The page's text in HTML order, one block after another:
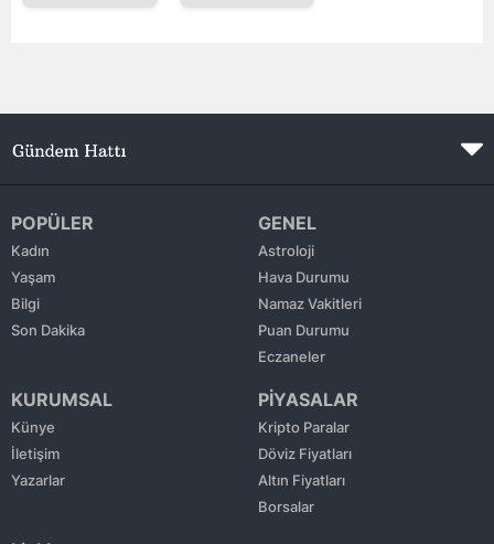
Erzurum
Eskişehir
Gaziantep
Giresun
Gümüşhane
Hakkari
Hatay
POPÜLER
Kadın
Yaşam
Bilgi
Son Dakika
GENEL
Astroloji
Hava Durumu
Namaz Vakitleri
Puan Durumu
Eczaneler
KURUMSAL
Künye
İletişim
Yazarlar
PİYASALAR
Kripto Paralar
Döviz Fiyatları
Altın Fiyatları
Borsalar